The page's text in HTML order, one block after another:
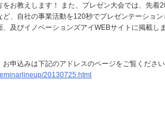
をお教えします！ また、プレゼン大会では、先着
ど、自社の事業活動を120秒でプレゼンテーショ
及びイノベーションズアイWEBサイトに掲載し
申込みは下記のアドレスのページをご覧くださ
20130725.html